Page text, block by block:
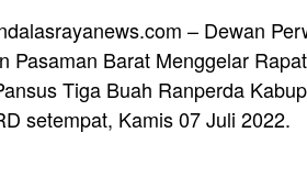
– Dewan
Pasaman Barat Menggelar
Tiga Buah Ranperda
setempat, Kamis 07 Juli 2022.